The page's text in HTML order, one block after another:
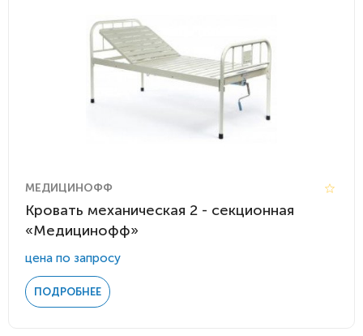
МЕДИЦИНОФФ
Кровать механическая 2 - секционная
«Медицинофф»
цена по запросу
ПОДРОБНЕЕ